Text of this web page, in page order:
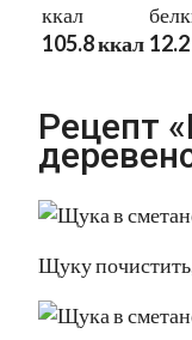
ккал
105.8 ккал 12.2
Рецепт
Щуку